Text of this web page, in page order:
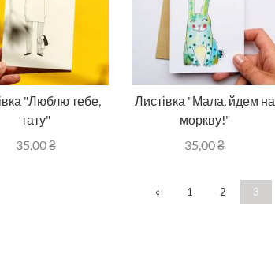
"Люблю тебе,
тату"
35,00₴
Листівка "Мала, йдем на
моркву!"
35,00₴
« 1 2 3